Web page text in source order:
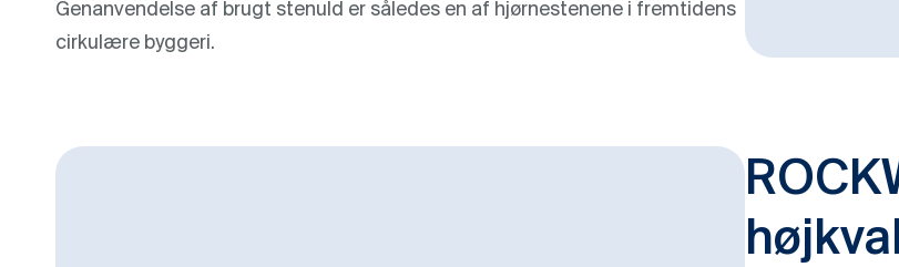
Genanvendelse af brugt stenuld er således en af hjørnestenene i fremtidens
cirkulære byggeri.